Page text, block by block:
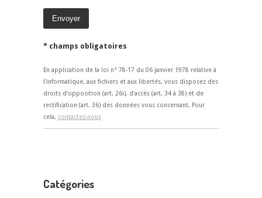
* champs obligatoires
En application de la loi n° 78-17 du 06 janvier 1978 relative à
l'informatique, aux fichiers et aux libertés, vous disposez des
droits d'opposition (art. 26i), d'accès (art. 34 à 38) et de
rectification (art. 36) des données vous concernant. Pour
cela, contactez-nous
Catégories